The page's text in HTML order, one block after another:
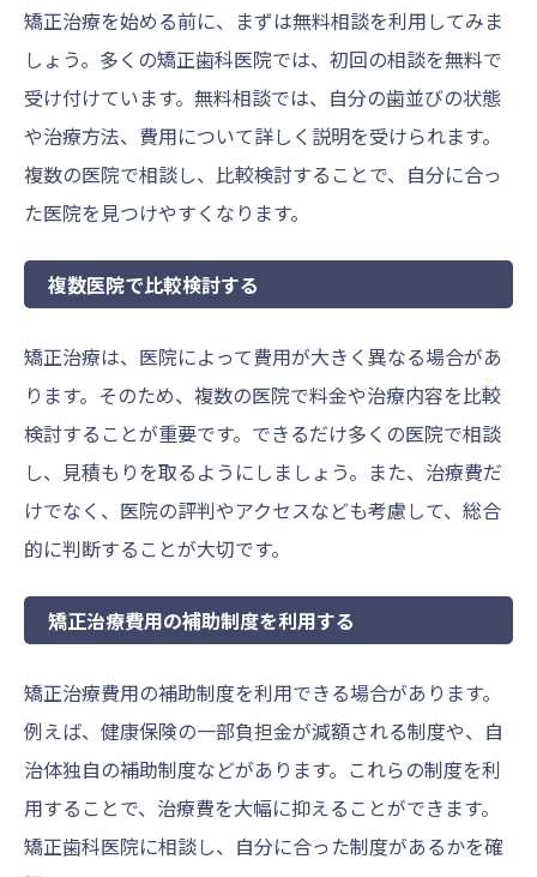
矯正治療を始める前に、まずは無料相談を利用してみま
しょう。多くの矯正歯科医院では、初回の相談を無料で
受け付けています。無料相談では、自分の歯並びの状態
や治療方法、費用について詳しく説明を受けられます。
複数の医院で相談し、比較検討することで、自分に合っ
た医院を見つけやすくなります。
複数医院で比較検討する
矯正治療は、医院によって費用が大きく異なる場合があ
ります。そのため、複数の医院で料金や治療内容を比較
検討することが重要です。できるだけ多くの医院で相談
し、見積もりを取るようにしましょう。また、治療費だ
けでなく、医院の評判やアクセスなども考慮して、総合
的に判断することが大切です。
矯正治療費用の補助制度を利用する
矯正治療費用の補助制度を利用できる場合があります。
例えば、健康保険の一部負担金が減額される制度や、自
治体独自の補助制度などがあります。これらの制度を利
用することで、治療費を大幅に抑えることができます。
矯正歯科医院に相談し、自分に合った制度があるかを確